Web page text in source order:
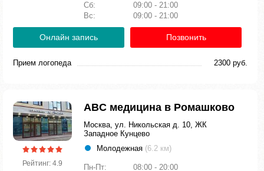
Сб:
09:00 - 21:00
Вс:
09:00 - 21:00
Онлайн запись Позвонить
Прием логопеда 2300 руб.
Рейтинг: 4.9
ABC медицина в Ромашково
Москва, ул. Никольская д. 10, ЖК
Западное Кунцево
Молодежная (6.2 км)
Пн-Пт:
08:00 - 20:00